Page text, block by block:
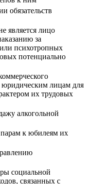
обязательств
является лицо
за
психотропных
потенциально
юридическим лицам для
их трудовых
алкогольной
к юбилеям их
социальной
связанных с